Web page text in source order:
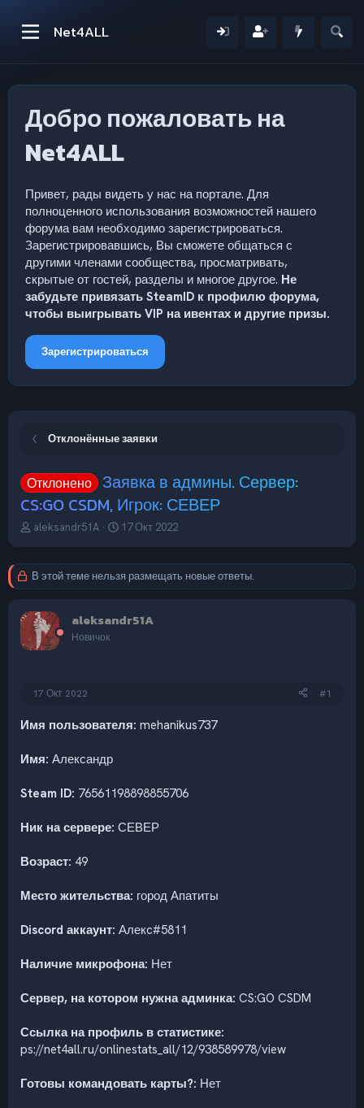
Net4ALL
Добро пожаловать на
Net4ALL
Привет, рады видеть у нас на портале. Для
полноценного использования возможностей нашего
форума вам необходимо зарегистрироваться.
Зарегистрировавшись, Вы сможете общаться с
другими членами сообщества, просматривать,
скрытые от гостей, разделы и многое другое. Не
забудьте привязать SteamID к профилю форума,
чтобы выигрывать VIP на ивентах и другие призы.
Зарегистрироваться
Отклонённые заявки
Отклонено Заявка в админы. Сервер:
CS:GO CSDM, Игрок: СЕВЕР
А
о
е
м
ы
aleksandr51A
Д
ч
а
17 Окт 2022
В этой теме нельзя размещать новые ответы.
aleksandr51A
Новичок
17 Окт 2022 #1
Имя пользователя: mehanikus737
Имя: Александр
Steam ID: 76561198898855706
Ник на сервере: СЕВЕР
Возраст: 49
Место жительства: город Апатиты
Discord аккаунт: Алекc#5811
Наличие микрофона: Нет
Сервер, на котором нужна админка: CS:GO CSDM
Ссылка на профиль в статистике:
ps://net4all.ru/onlinestats_all/12/938589978/view
Готовы командовать карты?: Нет